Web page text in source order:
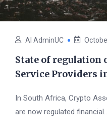
AI AdminUC
State of regulation
Service Providers
In South Africa, Crypto
are now regulated